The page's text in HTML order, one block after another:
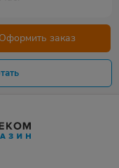
Оформить заказ